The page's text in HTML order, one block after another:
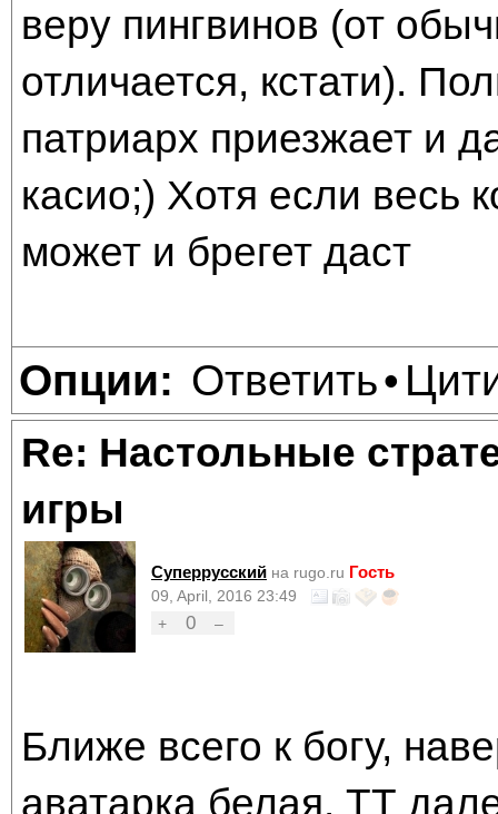
веру пингвинов (от
отличается, кстати).
патриарх приезжает и
касио;) Хотя если весь
может и брегет даст
Опции: Ответить•
Re: Настольные
игры
Суперрусский на rugo.ru Гость
09, April, 2016 23:49
+
0 –
Ближе всего к богу,
аватарка белая. ТТ